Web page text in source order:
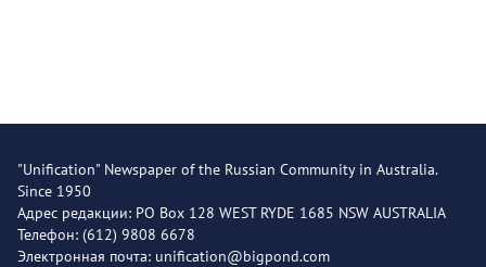
"Unification" Newspaper of the Russian Community in Australia.
Since 1950
Адрес редакции: PO Box 128 WEST RYDE 1685 NSW AUSTRALIA
Телефон: (612) 9808 6678
Электронная почта: unification@bigpond.com